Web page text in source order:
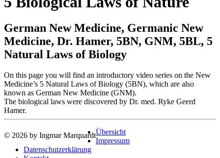
German New Medicine, Germanic New
Medicine, Dr. Hamer, 5BN, GNM, 5BL, 5
Natural Laws of Biology
On this page you will find an introductory video series on the New
Medicine’s 5 Natural Laws of Biology (5BN), which are also
known as German New Medicine (GNM).
The biological laws were discovered by Dr. med. Ryke Geerd
Hamer.
© 2026 by Ingmar MarquardtÜbersicht
Impressum
Datenschutzerklärung